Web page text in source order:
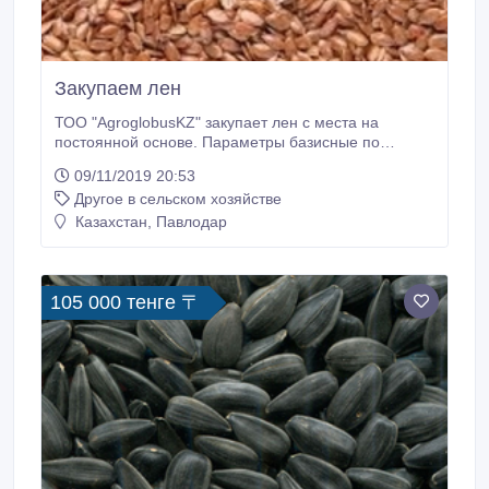
Закупаем лен
ТОО "AgroglobusKZ" закупает лен с места на
постоянной основе. Параметры базисные по
09/11/2019 20:53
Другое в сельском хозяйстве
Казахстан, Павлодар
105 000 тенге 〒